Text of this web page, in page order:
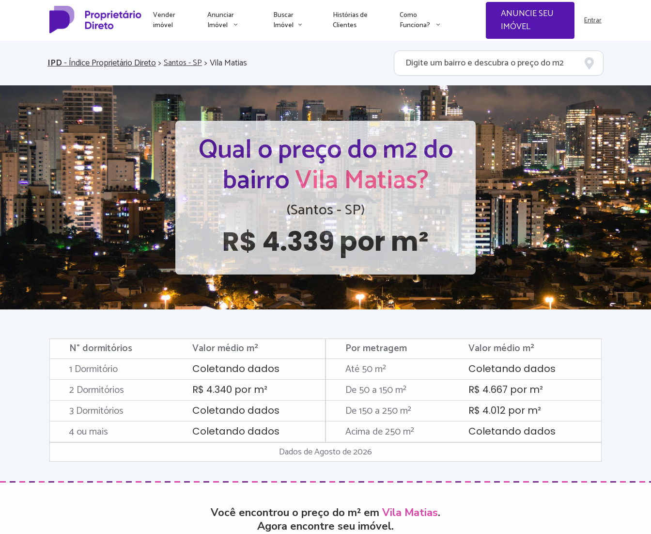
Vender
imóvel
Anunciar
Imóvel
Buscar
Imóvel
Histórias de
Clientes
Como
Funciona?
ANUNCIE SEU
IMÓVEL
Entrar
IPD- Índice Proprietário Direto> Santos - SP> Vila Matias
Qual o preço do m2 do
bairroVila Matias?
(Santos - SP)
R$ 4.339 por m²
N° dormitórios
Valor médio m²
1 Dormitório
Coletando dados
2 Dormitórios R$ 4.340 por m²
3 Dormitórios Coletando dados
4 ou mais Coletando dados
Por metragem
Valor médio m²
Até 50 m²
Coletando dados
De 50 a 150 m² R$ 4.667 por m²
De 150 a 250 m² R$ 4.012 por m²
Acima de 250 m² Coletando dados
Dados de Agosto de 2026
Você encontrou o preço do m² em Vila Matias.
Agora encontre seu imóvel.